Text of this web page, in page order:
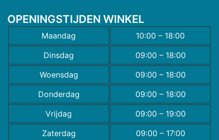
OPENINGSTIJDEN WINKEL
Maandag
10:00 – 18:00
Dinsdag
09:00 – 18:00
Woensdag
09:00 – 18:00
Donderdag
09:00 – 18:00
Vrijdag
09:00 – 19:00
Zaterdag
09:00 – 17:00